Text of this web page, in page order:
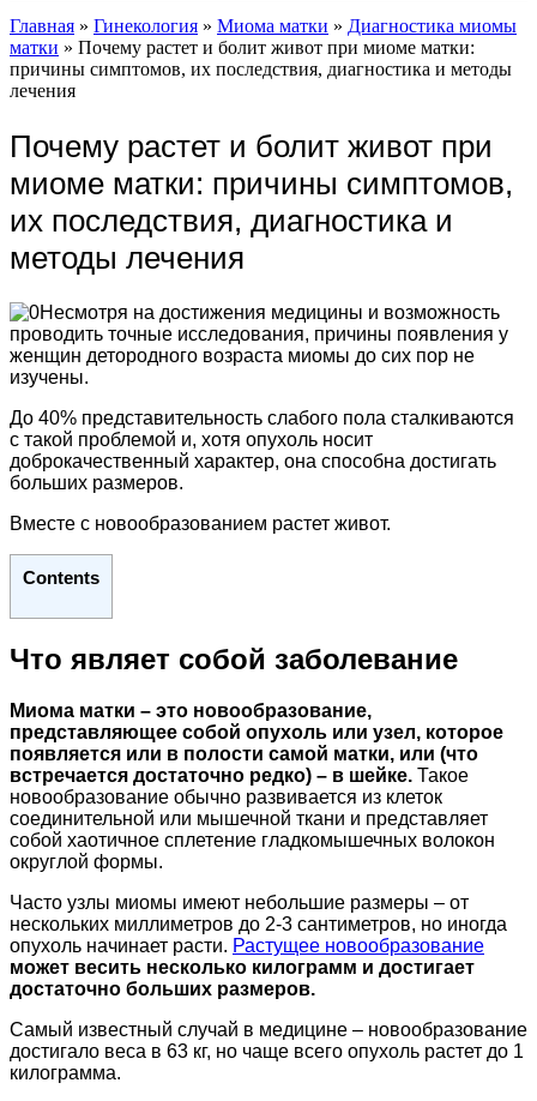
Главная » Гинекология » Миома матки » Диагностика миомы
матки » Почему растет и болит живот при миоме матки:
причины симптомов, их последствия, диагностика и методы
лечения
Почему растет и болит живот при
миоме матки: причины симптомов,
их последствия, диагностика и
методы лечения
Несмотря на достижения медицины и возможность
проводить точные исследования, причины появления у
женщин детородного возраста миомы до сих пор не
изучены.
До 40% представительность слабого пола сталкиваются
с такой проблемой и, хотя опухоль носит
доброкачественный характер, она способна достигать
больших размеров.
Вместе с новообразованием растет живот.
Contents
Что являет собой заболевание
Миома матки – это новообразование,
представляющее собой опухоль или узел, которое
появляется или в полости самой матки, или (что
встречается достаточно редко) – в шейке. Такое
новообразование обычно развивается из клеток
соединительной или мышечной ткани и представляет
собой хаотичное сплетение гладкомышечных волокон
округлой формы.
Часто узлы миомы имеют небольшие размеры – от
нескольких миллиметров до 2-3 сантиметров, но иногда
опухоль начинает расти. Растущее новообразование
может весить несколько килограмм и достигает
достаточно больших размеров.
Самый известный случай в медицине – новообразование
достигало веса в 63 кг, но чаще всего опухоль растет до 1
килограмма.